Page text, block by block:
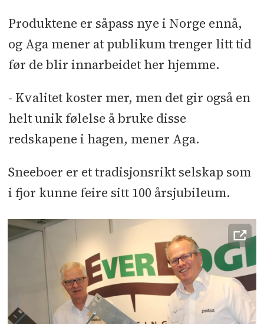
Produktene er såpass nye i Norge ennå,
og Aga mener at publikum trenger litt tid
før de blir innarbeidet her hjemme.
- Kvalitet koster mer, men det gir også en
helt unik følelse å bruke disse
redskapene i hagen, mener Aga.
Sneeboer er et tradisjonsrikt selskap som
i fjor kunne feire sitt 100 årsjubileum.